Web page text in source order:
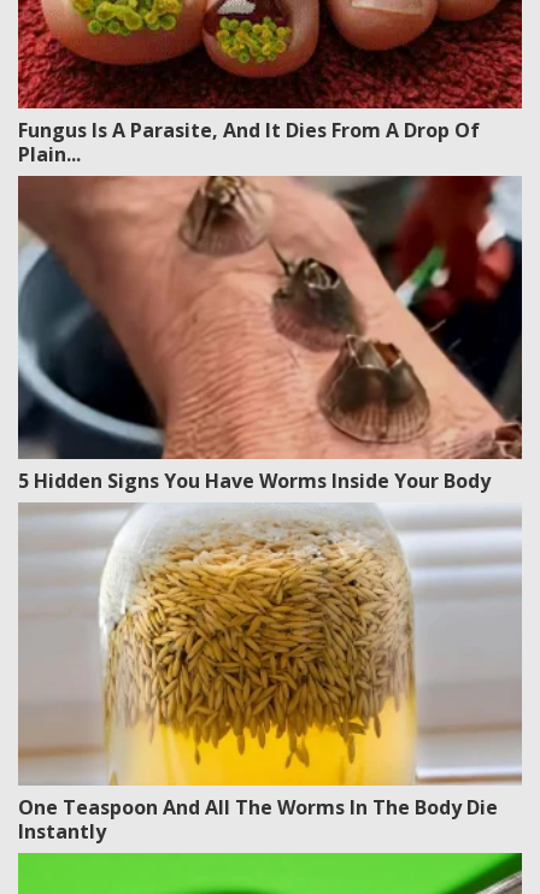
Fungus Is A Parasite, And It Dies From A Drop Of
Plain...
5 Hidden Signs You Have Worms Inside Your Body
One Teaspoon And All The Worms In The Body Die
Instantly